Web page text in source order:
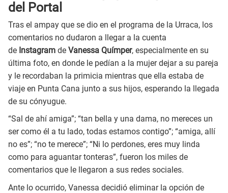
del Portal
Tras el ampay que se dio en el programa de la Urraca, los
comentarios no dudaron a llegar a la cuenta
de Instagram de Vanessa Químper, especialmente en su
última foto, en donde le pedían a la mujer dejar a su pareja
y le recordaban la primicia mientras que ella estaba de
viaje en Punta Cana junto a sus hijos, esperando la llegada
de su cónyugue.
“Sal de ahí amiga”; “tan bella y una dama, no mereces un
ser como él a tu lado, todas estamos contigo”; “amiga, allí
no es”; “no te merece”; “Ni lo perdones, eres muy linda
como para aguantar tonteras”, fueron los miles de
comentarios que le llegaron a sus redes sociales.
Ante lo ocurrido, Vanessa decidió eliminar la opción de